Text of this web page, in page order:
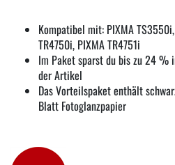
Kompatibel mit: PIXMA
TR4750i, PIXMA TR4751i
Im Paket sparst du bis zu 24 %
der Artikel
Das Vorteilspaket enthält
Blatt Fotoglanzpapier